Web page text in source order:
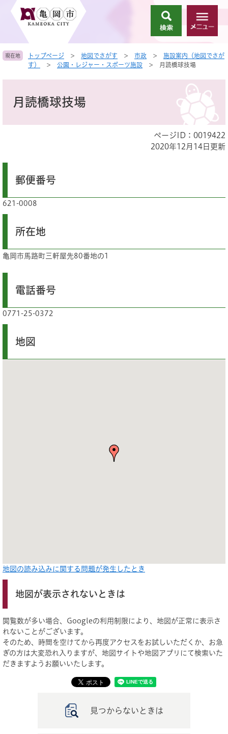
頭
す
飛
し
索
メ
ニ
ー
現在地 トップページ > 地図でさがす > 市政 >
施設案内（地図でさが
す）
> 公園・レジャー・スポーツ施設 > 月読橋球技場
月読橋球技場
ページID：0019422
2020年12月14日更新
郵便番号
621-0008
所在地
亀岡市馬路町三軒屋先80番地の1
電話番号
0771-25-0372
地図
地図の読み込みに関する問題が発生したとき
地図が表示されないときは
閲覧数が多い場合、Googleの利用制限により、地図が正常に表示さ
れないことがございます。
そのため、時間を空けてから再度アクセスをお試しいただくか、お急
ぎの方は大変恐れ入りますが、地図サイトや地図アプリにて検索いた
だきますようお願いいたします。
見つからないときは